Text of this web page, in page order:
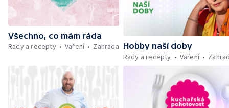
Všechno, co mám ráda
Rady a recepty
Vaření Zahrada Hobby naší doby
Rady a recepty
Vaření